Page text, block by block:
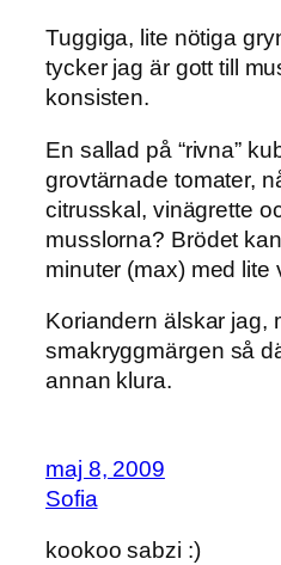
Tuggiga, lite nötiga
tycker jag är gott till
konsisten.
En sallad på “rivna”
grovtärnade tomater,
citrusskal, vinägrette
musslorna? Brödet
minuter (max) med lite
Koriandern älskar jag,
smakryggmärgen så
annan klura.
maj 8, 2009
Sofia
kookoo sabzi :)